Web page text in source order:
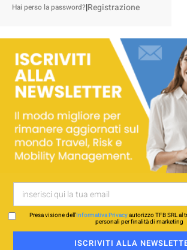
Hai perso la password?|Registrazione
Presa visione dell’Informativa Privacyautorizzo TFB SRL al
personali per finalità di marketing
ISCRIVITI ALLA